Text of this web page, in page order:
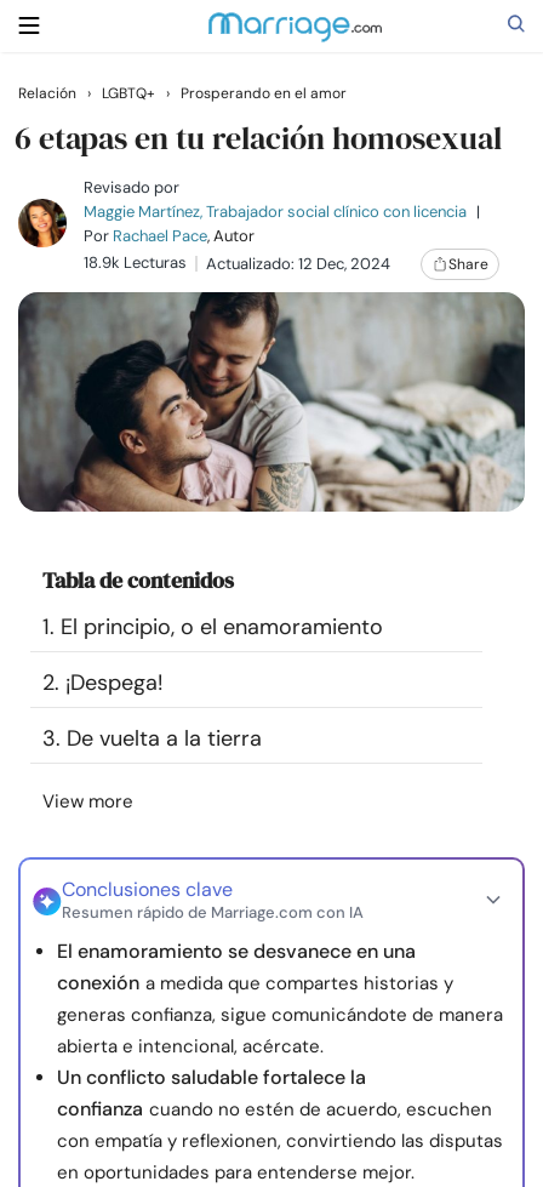
Buscar
Casarse
Relaciones
Familia
Ayuda
Cursos
Recursos
Comunidad
Encuentra un terapeuta
Sobre nosotros
nosotros
© Copyright 2026. Todos los derechos reservados.
Relación › LGBTQ+ › Prosperando en el amor
6 etapas en tu relación homosexual
Revisado por
Maggie Martínez, Trabajador social clínico con licencia |
Por Rachael Pace, Autor
18.9k Lecturas
Actualizado: 12 Dec, 2024 Share
Tabla de contenidos
1. El principio, o el enamoramiento
2. ¡Despega!
3. De vuelta a la tierra
View more
Conclusiones clave
Resumen rápido de Marriage.com con IA
El enamoramiento se desvanece en una
conexión a medida que compartes historias y
generas confianza, sigue comunicándote de manera
abierta e intencional, acércate.
Un conflicto saludable fortalece la
confianza cuando no estén de acuerdo, escuchen
con empatía y reflexionen, convirtiendo las disputas
en oportunidades para entenderse mejor.